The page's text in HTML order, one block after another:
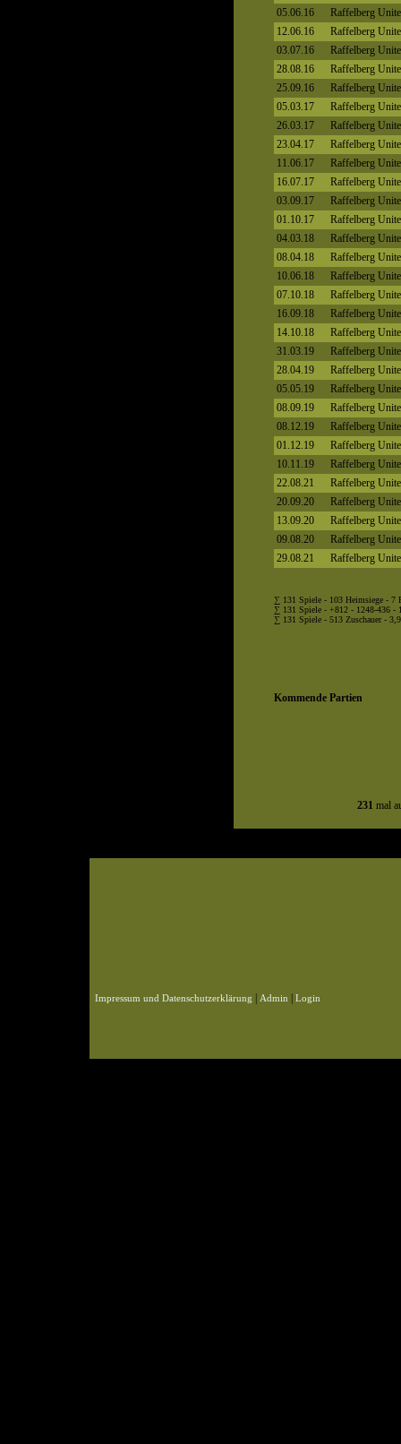
05.06.16
Raffelberg
12.06.16
Raffelberg
03.07.16
Raffelberg
28.08.16
Raffelberg
25.09.16
Raffelberg
05.03.17
Raffelberg
26.03.17
Raffelberg
23.04.17
Raffelberg
11.06.17
Raffelberg
16.07.17
Raffelberg
03.09.17
Raffelberg
01.10.17
Raffelberg
04.03.18
Raffelberg
08.04.18
Raffelberg
10.06.18
Raffelberg
07.10.18
Raffelberg
16.09.18
Raffelberg
14.10.18
Raffelberg
31.03.19
Raffelberg
28.04.19
Raffelberg
05.05.19
Raffelberg
08.09.19
Raffelberg
08.12.19
Raffelberg
01.12.19
Raffelberg
10.11.19
Raffelberg
22.08.21
Raffelberg
20.09.20
Raffelberg
13.09.20
Raffelberg
09.08.20
Raffelberg
29.08.21
Raffelberg
∑ 131 Spiele - 103 Heimsiege - 7
∑ 131 Spiele - +812 - 1248-436 -
∑ 131 Spiele - 513 Zuschauer -
Kommende Partien
231 mal
Impressum und Datenschutzerklärung Admin Login